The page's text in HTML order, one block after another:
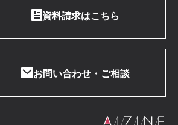
資料請求はこちら
お問い合わせ・ご相談